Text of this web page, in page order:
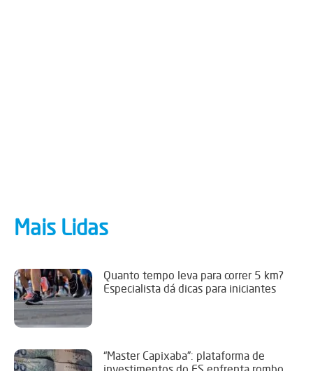
Mais Lidas
Quanto tempo leva para correr 5 km?
Especialista dá dicas para iniciantes
“Master Capixaba”: plataforma de